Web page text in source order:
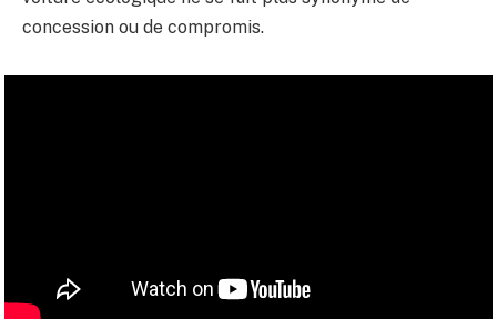
concession ou de compromis.